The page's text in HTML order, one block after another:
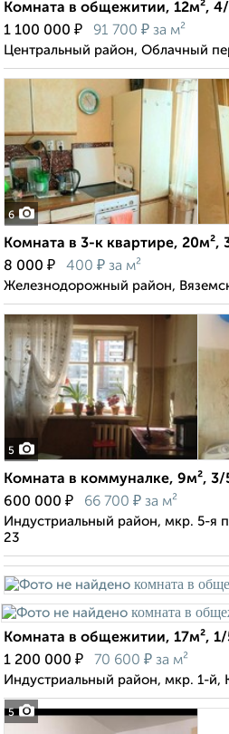
Комната в общежитии, 12м²,
1 100 000 ₽ 91 700 ₽ за м²
Центральный район, Облачный
6
Комната в 3-к квартире, 20м²,
8 000 ₽ 400 ₽ за м²
Железнодорожный район,
5
Комната в коммуналке, 9м², 3/
600 000 ₽ 66 700 ₽ за м²
Индустриальный район, мкр. 5-я
23
5
Комната в общежитии, 17м²,
1 200 000 ₽ 70 600 ₽ за м²
Индустриальный район, мкр. 1-й,